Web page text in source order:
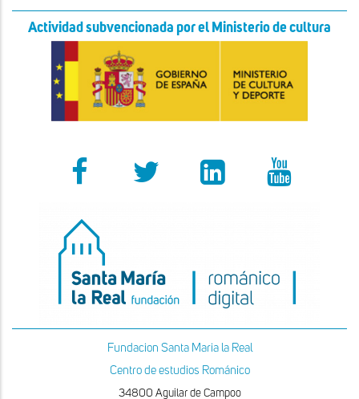
Actividad subvencionada por el Ministerio de cultura
Fundacion Santa Maria la Real
Centro de estudios Románico
34800 Aguilar de Campoo